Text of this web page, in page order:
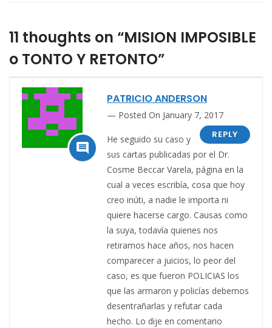
11 thoughts on “MISION IMPOSIBLE
o TONTO Y RETONTO”

PATRICIO ANDERSON
Posted On January 7, 2017
REPLY
He seguido su caso y
sus cartas publicadas por el Dr.
Cosme Beccar Varela, página en la
cual a veces escribía, cosa que hoy
creo inúti, a nadie le importa ni
quiere hacerse cargo. Causas como
la suya, todavía quienes nos
retiramos hace años, nos hacen
comparecer a juicios, lo peor del
caso, es que fueron POLICIAS los
que las armaron y policías debemos
desentrañarlas y refutar cada
hecho. Lo dije en comentario